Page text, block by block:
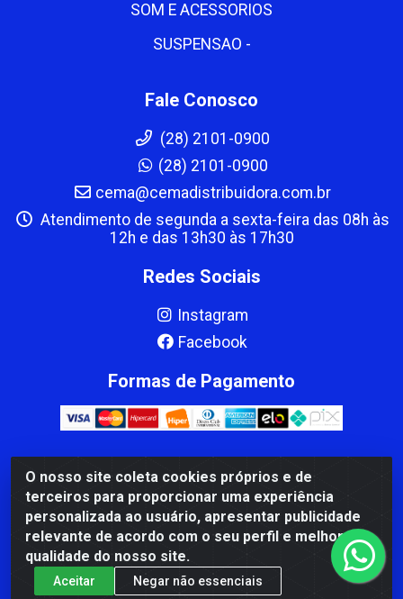
O nosso site coleta cookies próprios e de
terceiros para proporcionar uma experiência
personalizada ao usuário, apresentar publicidade
relevante de acordo com o seu perfil e melhorar a
qualidade do nosso site.
Aceitar Negar não essenciais
SOM E ACESSORIOS
SUSPENSAO -
Fale Conosco
(28) 2101-0900
(28) 2101-0900
cema@cemadistribuidora.com.br
Atendimento de segunda a sexta-feira das 08h às
12h e das 13h30 às 17h30
Redes Sociais
Instagram
Facebook
Formas de Pagamento
CBP MACEDO COMERCIO PEÇAS LTDA Matriz - av Mauro
Miranda Madureira, 1249 - Coramara , Cachoeiro de
Itapemirim/ES - CEP 29.311-310 - CNPJ 00.502.680/0001-41